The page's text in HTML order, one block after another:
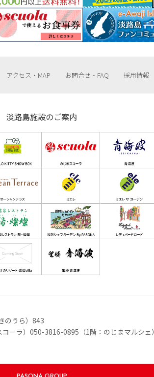
アクセス・MAP お問合せ・FAQ 採用情報
淡路島施設のご案内
のうら）843
ーラ） 050-3816-0895（1階：のじまマルシェ）